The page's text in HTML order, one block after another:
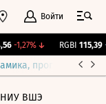
Войти
-1,27%↓ RGBI 115,39
прогнозы
ВШЭ